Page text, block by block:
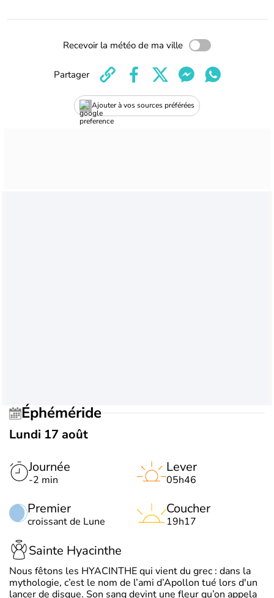
Recevoir la météo de ma ville
Ajouter à vos sources préférées
Partager
Éphéméride
Lundi 17 août
Journée
-2 min
Premier
croissant de Lune
Lever
05h46
Coucher
19h17
Sainte Hyacinthe
Nous fêtons les HYACINTHE qui vient du grec : dans la
mythologie, c’est le nom de l’ami d’Apollon tué lors d'un
lancer de disque. Son sang devint une fleur qu’on appela